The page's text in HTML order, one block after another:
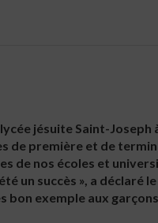
jésuite Saint-Joseph
de première et de
de nos écoles et
un succès », a déclaré
bon exemple aux